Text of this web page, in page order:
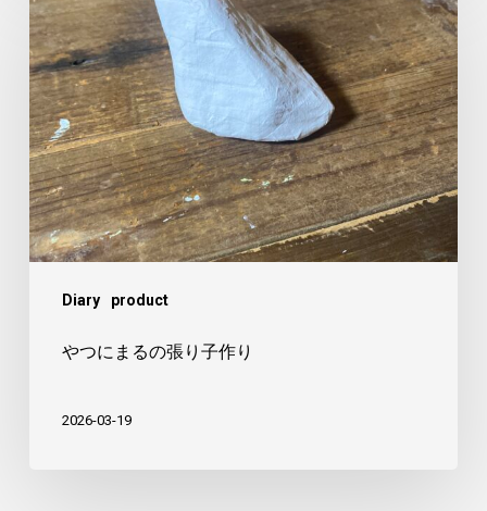
Diary product
つ
に
ま
る
の
張
り
子
やつにまるの張り子作り
2026-03-19